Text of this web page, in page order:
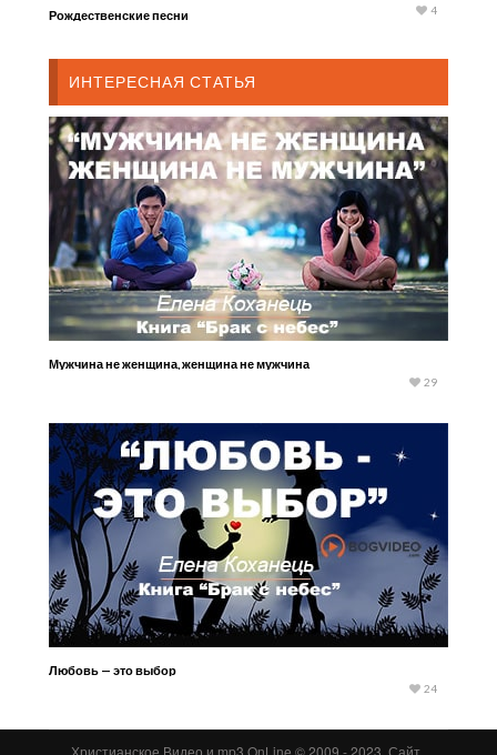
Рождественские песни
4
ИНТЕРЕСНАЯ СТАТЬЯ
Мужчина не женщина, женщина не мужчина
29
Любовь — это выбор
24
Христианское Видео и mp3 OnLine © 2009 - 2023. Сайт